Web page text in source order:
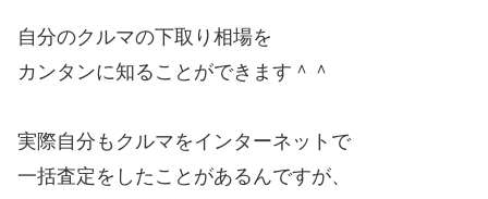
自分のクルマの下取り相場を
カンタンに知ることができます＾＾
実際自分もクルマをインターネットで
一括査定をしたことがあるんですが、